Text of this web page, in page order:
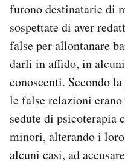
furono destinatarie di
sospettate di aver
false per allontanare
darli in affido, in
conoscenti. Secondo
le false relazioni
sedute di psicoterapia
minori, alterando i
alcuni casi, ad